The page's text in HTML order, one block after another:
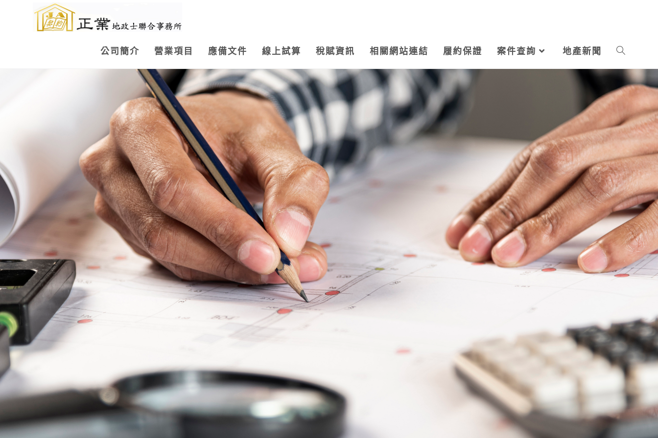
公司簡介 營業項目 應備文件 線上試算 稅賦資訊 相關網站連結 履約保證 案件查詢 地產新聞